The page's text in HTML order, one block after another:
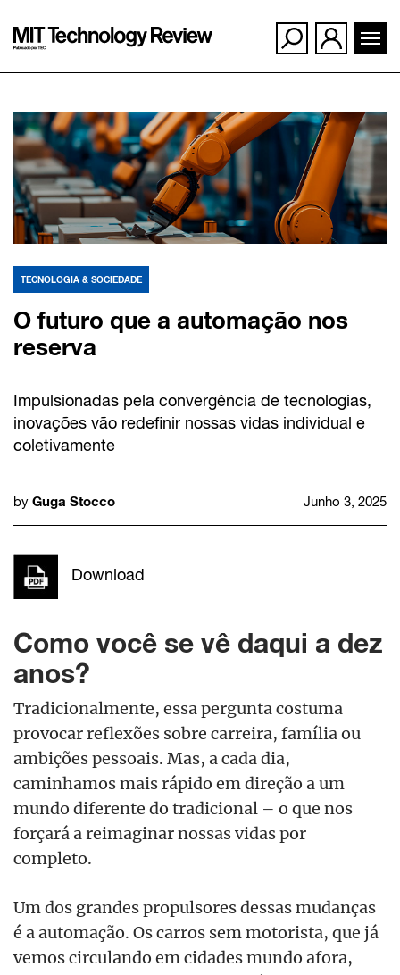
para
conteúdo
TECNOLOGIA & SOCIEDADE
O futuro que a automação nos
reserva
Impulsionadas pela convergência de tecnologias,
inovações vão redefinir nossas vidas individual e
coletivamente
by Guga Stocco Junho 3, 2025
Download
Como você se vê daqui a dez
anos?
Tradicionalmente, essa pergunta costuma
provocar reflexões sobre carreira, família ou
ambições pessoais. Mas, a cada dia,
caminhamos mais rápido em direção a um
mundo diferente do tradicional – o que nos
forçará a reimaginar nossas vidas por
completo.
Um dos grandes propulsores dessas mudanças
é a automação. Os carros sem motorista, que já
vemos circulando em cidades mundo afora,